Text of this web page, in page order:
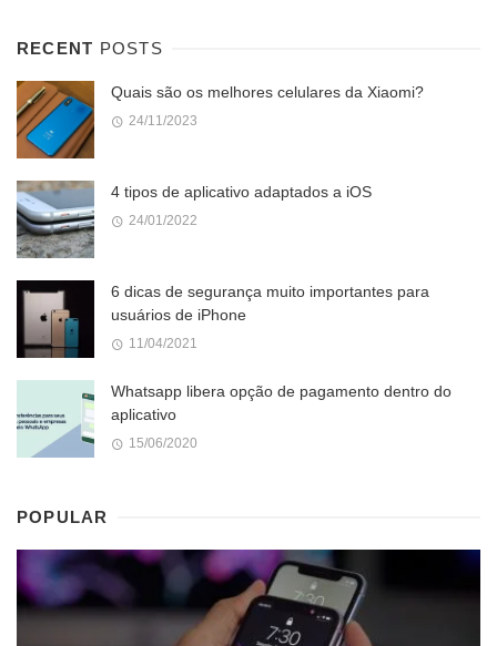
RECENT POSTS
Quais são os melhores celulares da Xiaomi?
24/11/2023
4 tipos de aplicativo adaptados a iOS
24/01/2022
6 dicas de segurança muito importantes para
usuários de iPhone
11/04/2021
Whatsapp libera opção de pagamento dentro do
aplicativo
15/06/2020
POPULAR